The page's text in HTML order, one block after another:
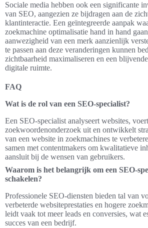
Sociale media hebben ook een significante
van SEO, aangezien ze bijdragen aan de
klantinteractie. Een geïntegreerde aanpak
zoekmachine optimalisatie hand in hand
aanwezigheid van een merk aanzienlijk
te passen aan deze veranderingen kunnen
zichtbaarheid maximaliseren en een
digitale ruimte.
FAQ
Wat is de rol van een SEO-specialist?
Een SEO-specialist analyseert websites, voert
zoekwoordenonderzoek uit en ontwikkelt
van een website in zoekmachines te
samen met contentmakers om kwalitatieve
aansluit bij de wensen van gebruikers.
Waarom is het belangrijk om een SEO-
schakelen?
Professionele SEO-diensten bieden tal van
verbeterde websiteprestaties en hogere
leidt vaak tot meer leads en conversies, wat
succes van een bedrijf.